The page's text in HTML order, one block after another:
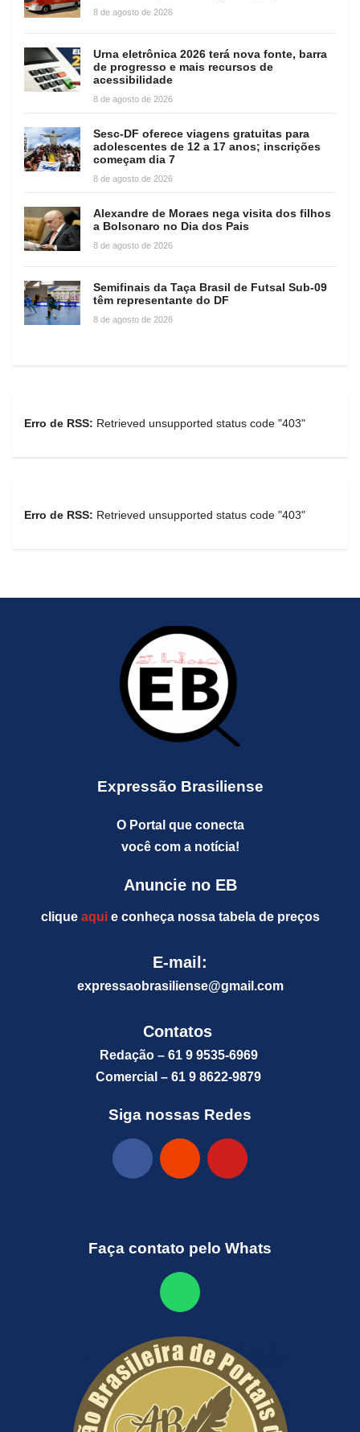
8 de agosto de 2026
Urna eletrônica 2026 terá nova fonte, barra
de progresso e mais recursos de
acessibilidade
8 de agosto de 2026
Sesc-DF oferece viagens gratuitas para
adolescentes de 12 a 17 anos; inscrições
começam dia 7
8 de agosto de 2026
Alexandre de Moraes nega visita dos filhos
a Bolsonaro no Dia dos Pais
8 de agosto de 2026
Semifinais da Taça Brasil de Futsal Sub-09
têm representante do DF
8 de agosto de 2026
Erro de RSS: Retrieved unsupported status code "403"
Erro de RSS: Retrieved unsupported status code "403"
Expressão Brasiliense
O Portal que conecta
você com a notícia!
Anuncie no EB
clique aquie conheça nossa tabela de preços
E-mail:
expressaobrasiliense@gmail.com
Contatos
Redação – 61 9 9535-6969
Comercial – 61 9 8622-9879
Siga nossas Redes
Faça contato pelo Whats